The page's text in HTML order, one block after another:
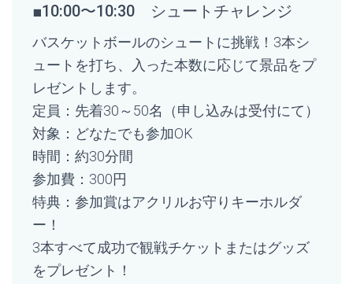
■10:00〜10:30 シュートチャレンジ
バスケットボールのシュートに挑戦！ 3本シ
ュートを打ち、入った本数に応じて景品をプ
レゼントします。
定員：先着30～50名（申し込みは受付にて）
対象：どなたでも参加OK
時間：約30分間
参加費：300円
特典： 参加賞はアクリルお守りキーホルダ
ー！
3本すべて成功で観戦チケットまたはグッズ
をプレゼント！